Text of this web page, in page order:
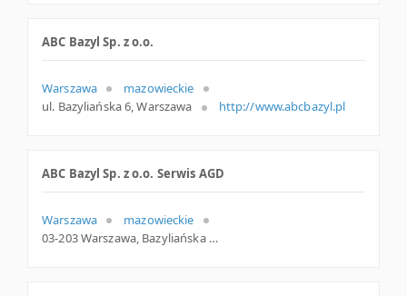
ABC Bazyl Sp. z o.o.
Warszawa
mazowieckie
ul. Bazyliańska 6, Warszawa
http://www.abcbazyl.pl
ABC Bazyl Sp. z o.o. Serwis AGD
Warszawa
mazowieckie
03-203 Warszawa, Bazyliańska 6, woj. Mazowieckie, pow. Warszawa, gm. Warszawa